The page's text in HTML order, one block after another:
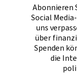
Abonnieren
Social
uns
über
Spenden
die